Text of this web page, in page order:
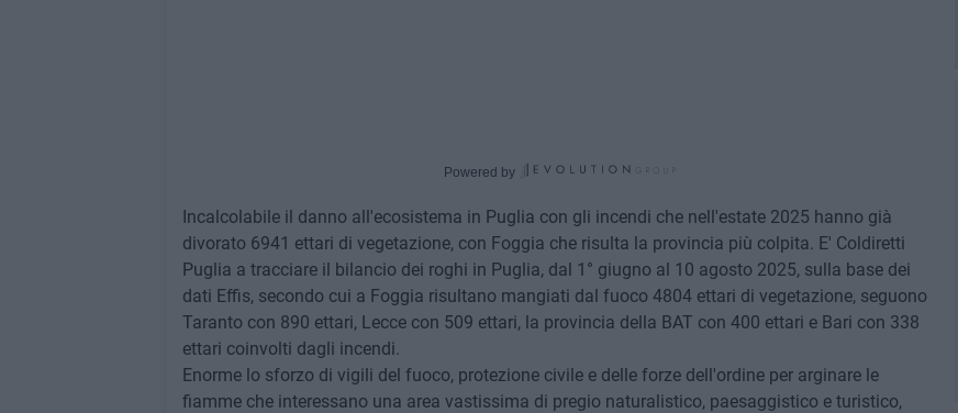
Powered by
Incalcolabile il danno all'ecosistema in Puglia con gli incendi che nell'estate 2025 hanno già
divorato 6941 ettari di vegetazione, con Foggia che risulta la provincia più colpita. E' Coldiretti
Puglia a tracciare il bilancio dei roghi in Puglia, dal 1° giugno al 10 agosto 2025, sulla base dei
dati Effis, secondo cui a Foggia risultano mangiati dal fuoco 4804 ettari di vegetazione, seguono
Taranto con 890 ettari, Lecce con 509 ettari, la provincia della BAT con 400 ettari e Bari con 338
ettari coinvolti dagli incendi.
Enorme lo sforzo di vigili del fuoco, protezione civile e delle forze dell'ordine per arginare le
fiamme che interessano una area vastissima di pregio naturalistico, paesaggistico e turistico,